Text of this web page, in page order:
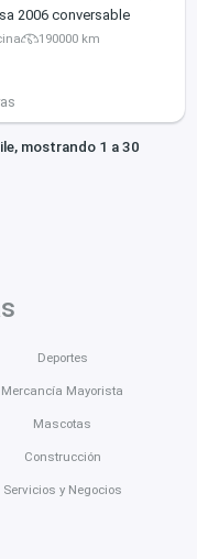
2006 conversable
190000 km
mostrando 1 a 30
Deportes
Mercancía Mayorista
Mascotas
Construcción
Servicios y Negocios